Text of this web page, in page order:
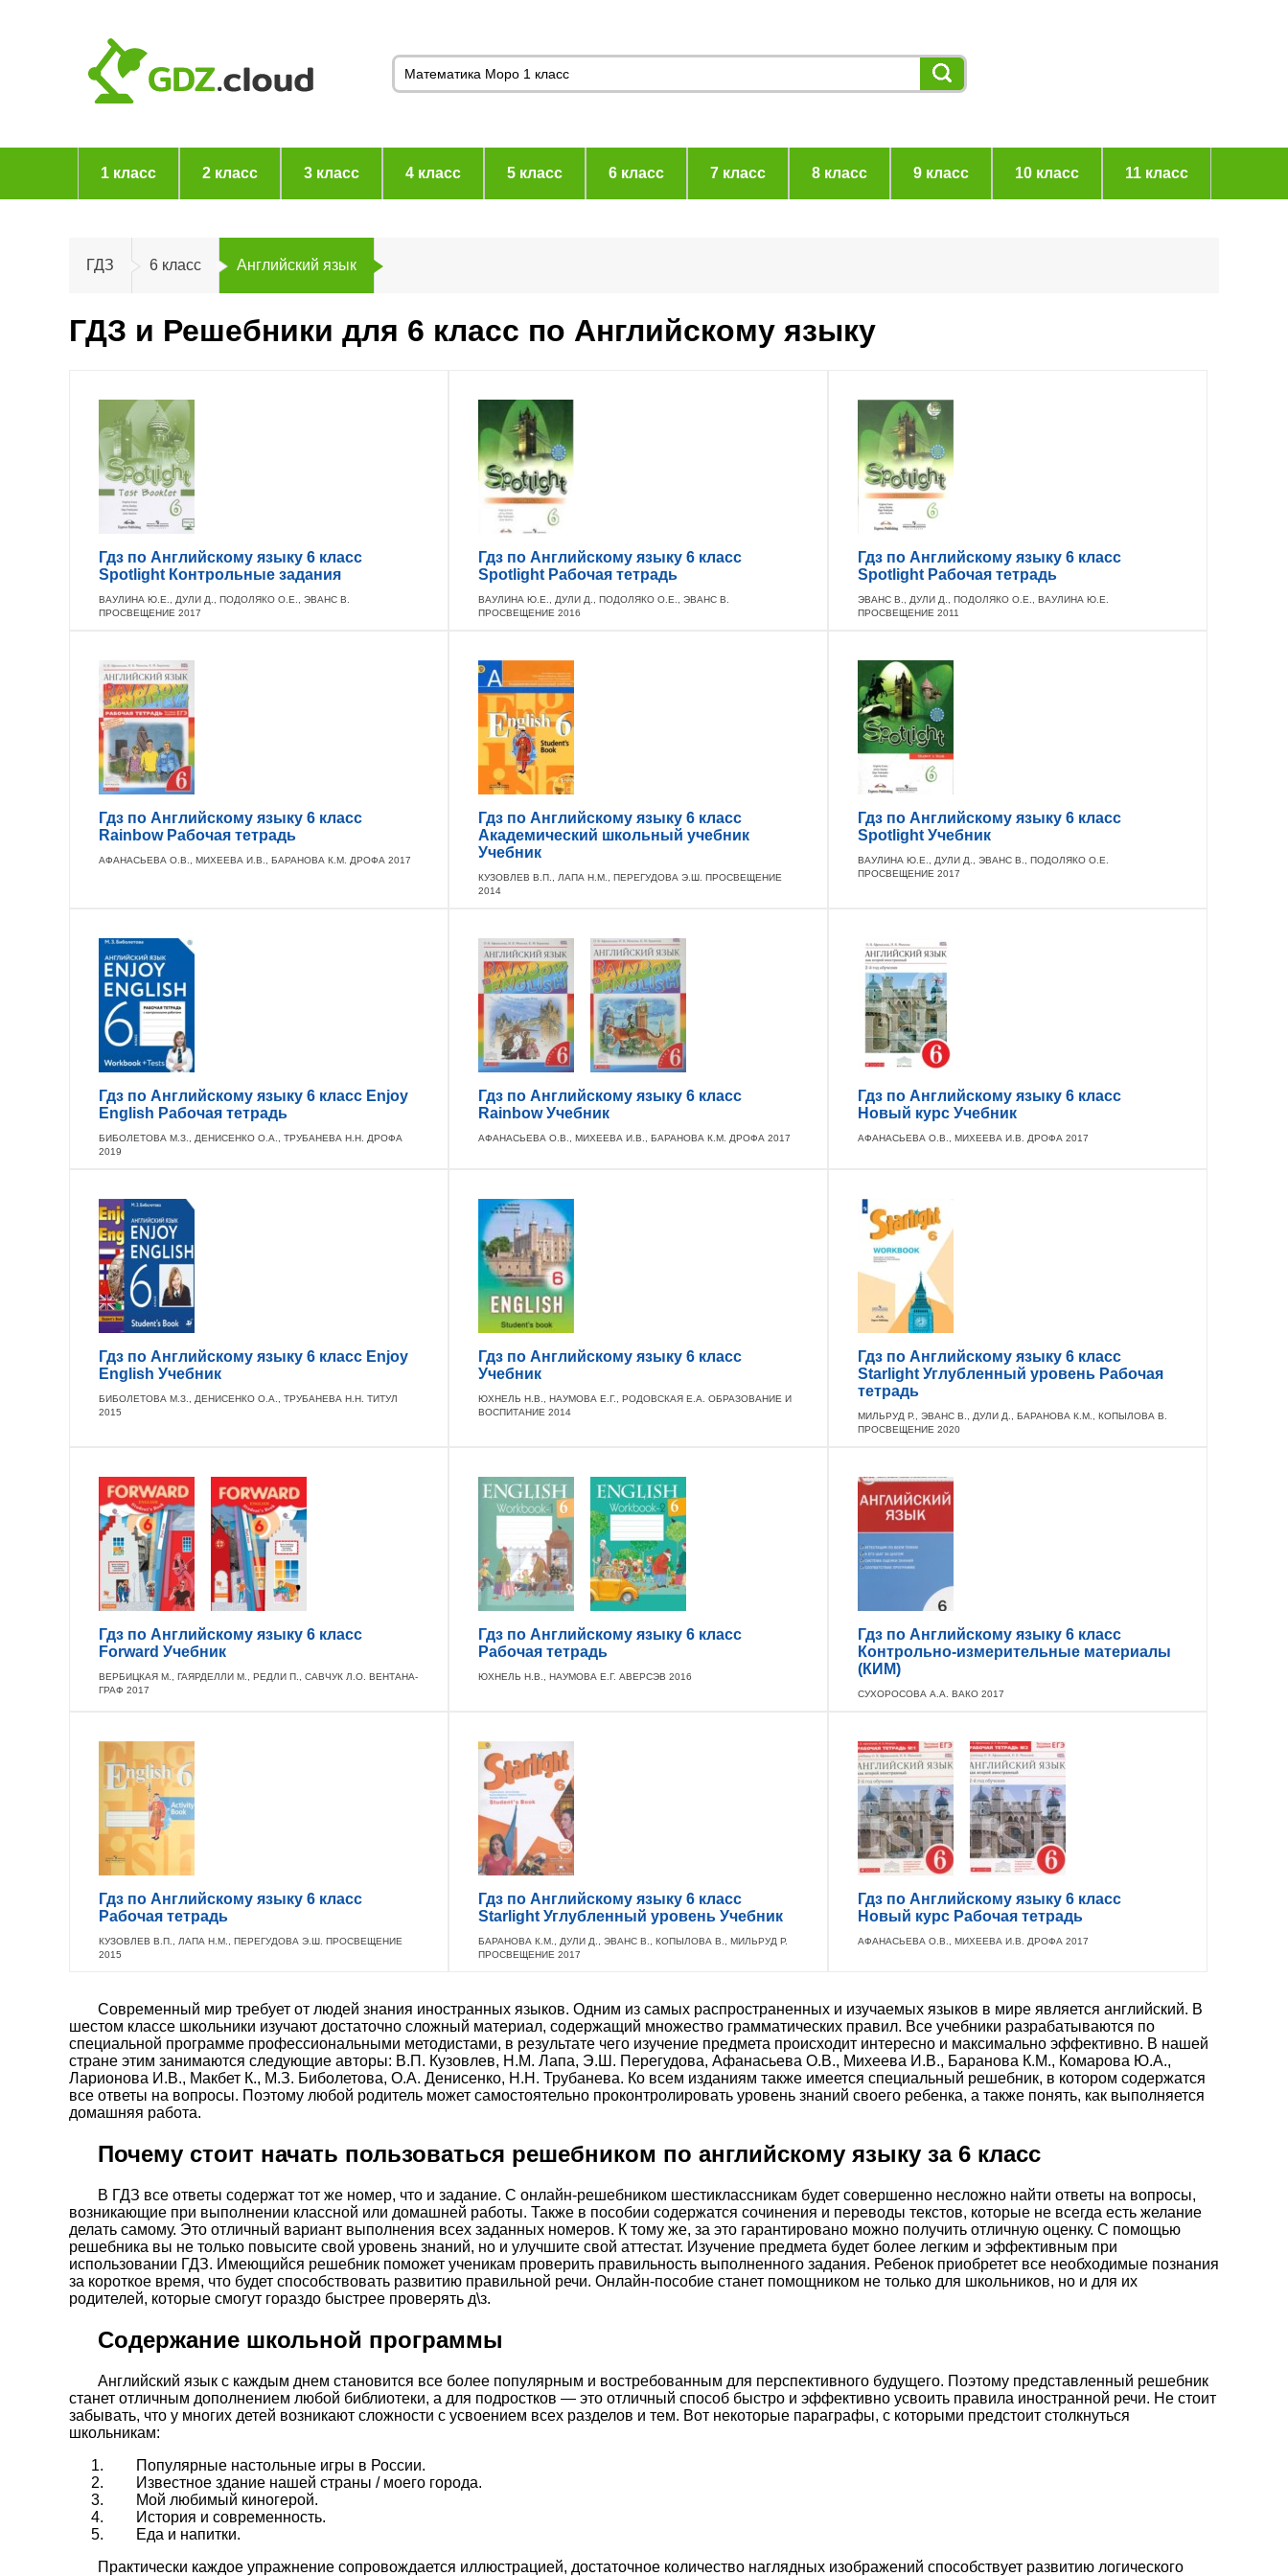
1 класс 2 класс 3 класс 4 класс 5 класс 6 класс 7 класс 8 класс 9 класс 10 класс 11 класс
ГДЗ 6 класс Английский язык
ГДЗ и Решебники для 6 класс по Английскому языку
Гдз по Английскому языку 6 класс
Spotlight Контрольные задания
ВАУЛИНА Ю.Е., ДУЛИ Д., ПОДОЛЯКО О.Е., ЭВАНС В.
ПРОСВЕЩЕНИЕ 2017
Гдз по Английскому языку 6 класс
Spotlight Рабочая тетрадь
ВАУЛИНА Ю.Е., ДУЛИ Д., ПОДОЛЯКО О.Е., ЭВАНС В.
ПРОСВЕЩЕНИЕ 2016
Гдз по Английскому языку 6 класс
Spotlight Рабочая тетрадь
ЭВАНС В., ДУЛИ Д., ПОДОЛЯКО О.Е., ВАУЛИНА Ю.Е.
ПРОСВЕЩЕНИЕ 2011
Гдз по Английскому языку 6 класс
Rainbow Рабочая тетрадь
АФАНАСЬЕВА О.В., МИХЕЕВА И.В., БАРАНОВА К.М. ДРОФА 2017
Гдз по Английскому языку 6 класс
Академический школьный учебник
Учебник
КУЗОВЛЕВ В.П., ЛАПА Н.М., ПЕРЕГУДОВА Э.Ш. ПРОСВЕЩЕНИЕ
2014
Гдз по Английскому языку 6 класс
Spotlight Учебник
ВАУЛИНА Ю.Е., ДУЛИ Д., ЭВАНС В., ПОДОЛЯКО О.Е.
ПРОСВЕЩЕНИЕ 2017
Гдз по Английскому языку 6 класс Enjoy
English Рабочая тетрадь
БИБОЛЕТОВА М.З., ДЕНИСЕНКО О.А., ТРУБАНЕВА Н.Н. ДРОФА
2019
Гдз по Английскому языку 6 класс
Rainbow Учебник
АФАНАСЬЕВА О.В., МИХЕЕВА И.В., БАРАНОВА К.М. ДРОФА 2017
Гдз по Английскому языку 6 класс
Новый курс Учебник
АФАНАСЬЕВА О.В., МИХЕЕВА И.В. ДРОФА 2017
Гдз по Английскому языку 6 класс Enjoy
English Учебник
БИБОЛЕТОВА М.З., ДЕНИСЕНКО О.А., ТРУБАНЕВА Н.Н. ТИТУЛ
2015
Гдз по Английскому языку 6 класс
Учебник
ЮХНЕЛЬ Н.В., НАУМОВА Е.Г., РОДОВСКАЯ Е.А. ОБРАЗОВАНИЕ И
ВОСПИТАНИЕ 2014
Гдз по Английскому языку 6 класс
Starlight Углубленный уровень Рабочая
тетрадь
МИЛЬРУД Р., ЭВАНС В., ДУЛИ Д., БАРАНОВА К.М., КОПЫЛОВА В.
ПРОСВЕЩЕНИЕ 2020
Гдз по Английскому языку 6 класс
Forward Учебник
ВЕРБИЦКАЯ М., ГАЯРДЕЛЛИ М., РЕДЛИ П., САВЧУК Л.О. ВЕНТАНА-
ГРАФ 2017
Гдз по Английскому языку 6 класс
Рабочая тетрадь
ЮХНЕЛЬ Н.В., НАУМОВА Е.Г. АВЕРСЭВ 2016
Гдз по Английскому языку 6 класс
Контрольно-измерительные материалы
(КИМ)
СУХОРОСОВА А.А. ВАКО 2017
Гдз по Английскому языку 6 класс
Рабочая тетрадь
КУЗОВЛЕВ В.П., ЛАПА Н.М., ПЕРЕГУДОВА Э.Ш. ПРОСВЕЩЕНИЕ
2015
Гдз по Английскому языку 6 класс
Starlight Углубленный уровень Учебник
БАРАНОВА К.М., ДУЛИ Д., ЭВАНС В., КОПЫЛОВА В., МИЛЬРУД Р.
ПРОСВЕЩЕНИЕ 2017
Гдз по Английскому языку 6 класс
Новый курс Рабочая тетрадь
АФАНАСЬЕВА О.В., МИХЕЕВА И.В. ДРОФА 2017
Современный мир требует от людей знания иностранных языков. Одним из самых распространенных и изучаемых языков в мире является английский. В
шестом классе школьники изучают достаточно сложный материал, содержащий множество грамматических правил. Все учебники разрабатываются по
специальной программе профессиональными методистами, в результате чего изучение предмета происходит интересно и максимально эффективно. В нашей
стране этим занимаются следующие авторы: В.П. Кузовлев, Н.М. Лапа, Э.Ш. Перегудова, Афанасьева О.В., Михеева И.В., Баранова К.М., Комарова Ю.А.,
Ларионова И.В., Макбет К., М.З. Биболетова, О.А. Денисенко, Н.Н. Трубанева. Ко всем изданиям также имеется специальный решебник, в котором содержатся
все ответы на вопросы. Поэтому любой родитель может самостоятельно проконтролировать уровень знаний своего ребенка, а также понять, как выполняется
домашняя работа.
Почему стоит начать пользоваться решебником по английскому языку за 6 класс
В ГДЗ все ответы содержат тот же номер, что и задание. С онлайн-решебником шестиклассникам будет совершенно несложно найти ответы на вопросы,
возникающие при выполнении классной или домашней работы. Также в пособии содержатся сочинения и переводы текстов, которые не всегда есть желание
делать самому. Это отличный вариант выполнения всех заданных номеров. К тому же, за это гарантировано можно получить отличную оценку. С помощью
решебника вы не только повысите свой уровень знаний, но и улучшите свой аттестат. Изучение предмета будет более легким и эффективным при
использовании ГДЗ. Имеющийся решебник поможет ученикам проверить правильность выполненного задания. Ребенок приобретет все необходимые познания
за короткое время, что будет способствовать развитию правильной речи. Онлайн-пособие станет помощником не только для школьников, но и для их
родителей, которые смогут гораздо быстрее проверять д\з.
Содержание школьной программы
Английский язык с каждым днем становится все более популярным и востребованным для перспективного будущего. Поэтому представленный решебник
станет отличным дополнением любой библиотеки, а для подростков — это отличный способ быстро и эффективно усвоить правила иностранной речи. Не стоит
забывать, что у многих детей возникают сложности с усвоением всех разделов и тем. Вот некоторые параграфы, с которыми предстоит столкнуться
школьникам:
Популярные настольные игры в России.
Известное здание нашей страны / моего города.
Мой любимый киногерой.
История и современность.
Еда и напитки.
Практически каждое упражнение сопровождается иллюстрацией, достаточное количество наглядных изображений способствует развитию логического